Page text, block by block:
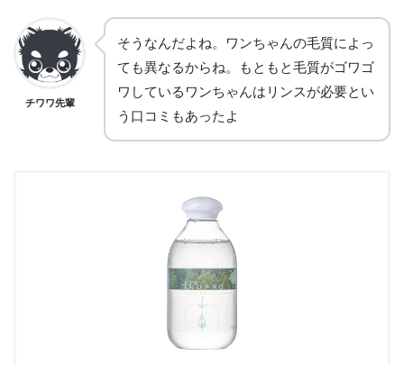
チワワ先輩
そうなんだよね。ワンちゃんの毛質によっ
ても異なるからね。もともと毛質がゴワゴ
ワしているワンちゃんはリンスが必要とい
う口コミもあったよ